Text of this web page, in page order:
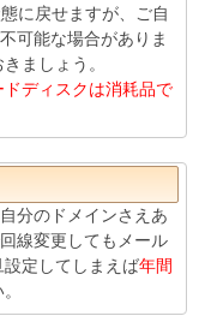
に戻せますが、ご自
可能な場合がありま
ましょう。
ドディスクは消耗品で
分のドメインさえあ
線変更してもメール
定してしまえば年間